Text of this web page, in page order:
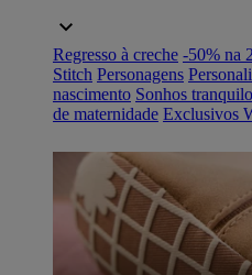
Regresso à creche -50% na
Stitch Personagens
nascimento Sonhos
de maternidade Exclusivos